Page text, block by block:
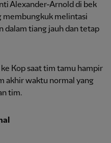
Alexander-Arnold di bek
membungkuk melintasi
dalam tiang jauh dan tetap
Kop saat tim tamu hampir
akhir waktu normal yang
tim.